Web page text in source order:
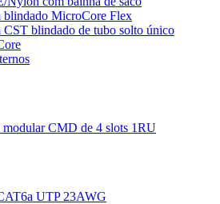
blindado MicroCore Flex
CST blindado de tubo solto único
modular CMD de 4 slots 1RU
UTP 23AWG